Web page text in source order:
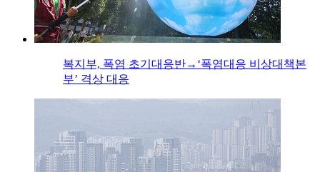
복지부, 폭염 초기대응반→‘폭염대응 비상대책본
부’ 격상 대응